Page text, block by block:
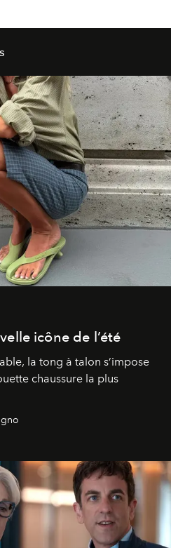
icône de l’été
la tong à talon s’impose
chaussure la plus